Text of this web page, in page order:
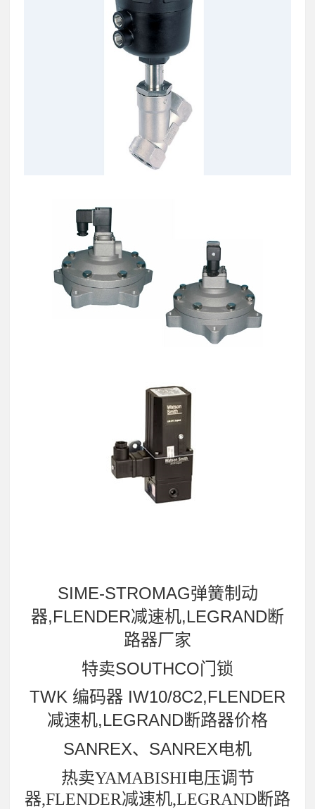
SIME-STROMAG弹簧制动
器,FLENDER减速机,LEGRAND断
路器厂家
特卖SOUTHCO门锁
TWK 编码器 IW10/8C2,FLENDER
减速机,LEGRAND断路器价格
SANREX、SANREX电机
热卖YAMABISHI电压调节
器,FLENDER减速机,LEGRAND断路